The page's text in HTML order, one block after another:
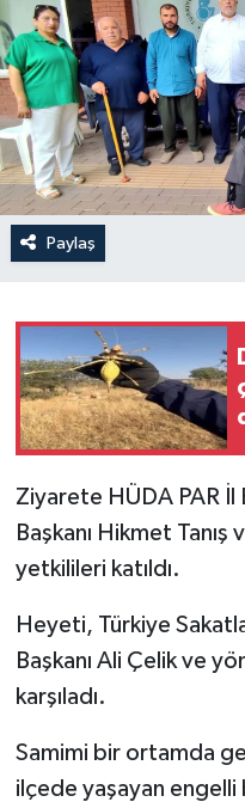
Paylaş
Ziyarete HÜDA PAR İl
Başkanı Hikmet
yetkilileri katıldı.
Heyeti, Türkiye
Başkanı Ali Çelik ve
karşıladı.
Samimi bir ortamda
ilçede yaşayan
Bi̇li̇m & Teknoloji̇
Dünya
Eği̇ti̇m